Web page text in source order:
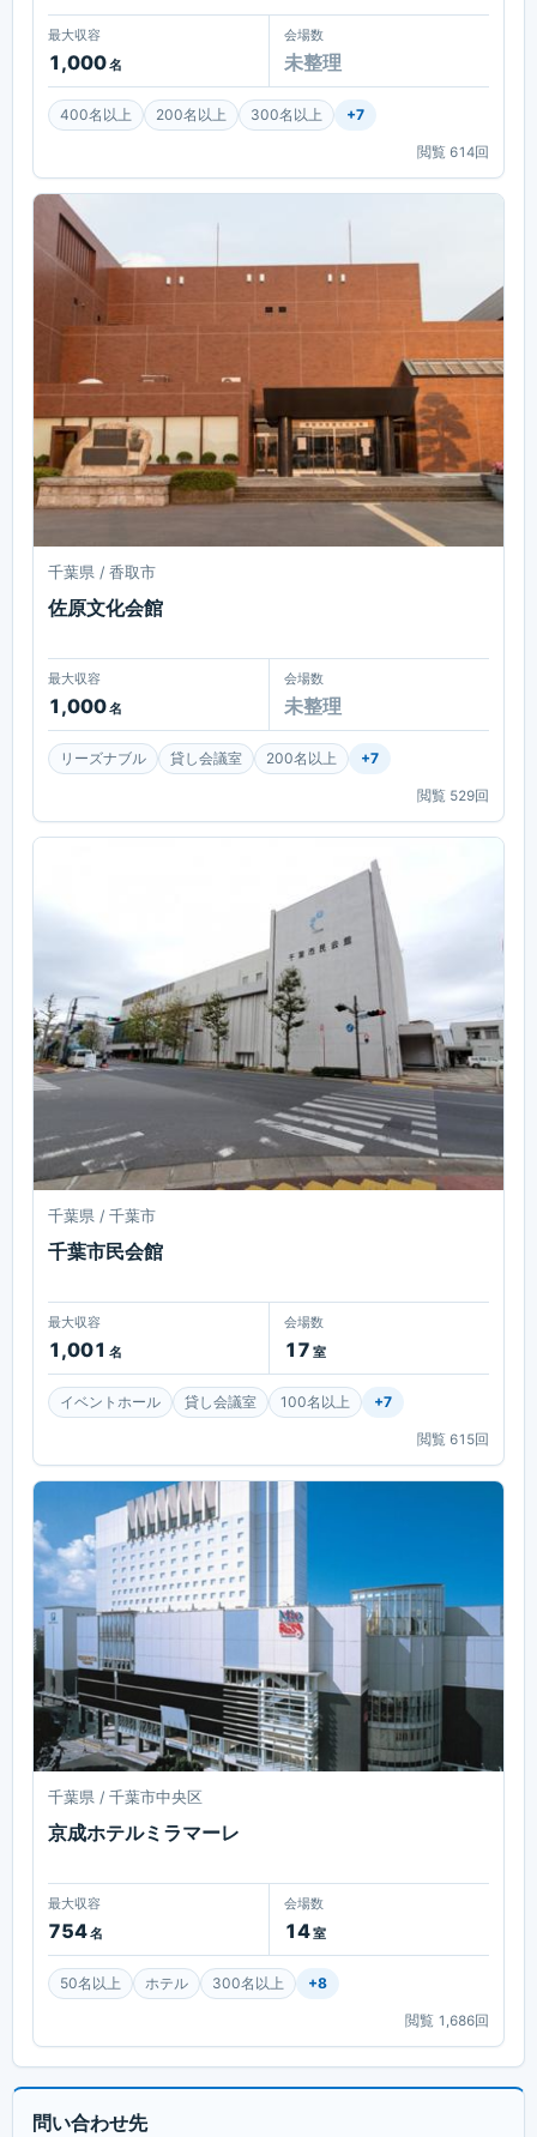
最大収容
1,000名
会場数
未整理
400名以上 200名以上 300名以上 +7
閲覧 614回
千葉県 / 香取市
佐原文化会館
最大収容
1,000名
会場数
未整理
リーズナブル 貸し会議室 200名以上 +7
閲覧 529回
千葉県 / 千葉市
千葉市民会館
最大収容
1,001 名
会場数
17 室
イベントホール 貸し会議室 100名以上 +7
閲覧 615回
千葉県 / 千葉市中央区
京成ホテルミラマーレ
最大収容
754名
会場数
14室
50名以上 ホテル 300名以上 +8
閲覧 1,686回
問い合わせ先